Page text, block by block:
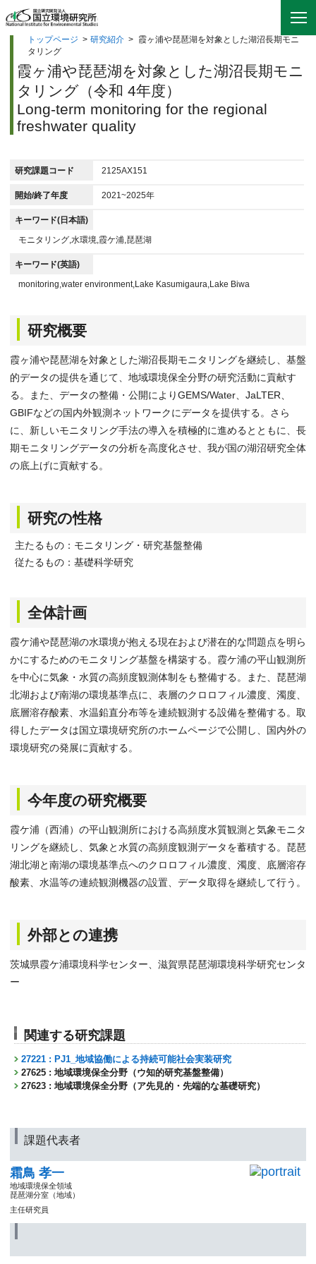
トップページ > 研究紹介 > 霞ヶ浦や琵琶湖を対象とした湖沼長期モニ
タリング
霞ヶ浦や琵琶湖を対象とした湖沼長期モニ
タリング（令和 4年度）
Long-term monitoring for the regional
freshwater quality
研究課題コード 2125AX151
開始/終了年度 2021~2025年
キーワード(日本語)
モニタリング,水環境,霞ケ浦,琵琶湖
キーワード(英語)
monitoring,water environment,Lake Kasumigaura,Lake Biwa
研究概要
霞ヶ浦や琵琶湖を対象とした湖沼長期モニタリングを継続し、基盤
的データの提供を通じて、地域環境保全分野の研究活動に貢献す
る。また、データの整備・公開によりGEMS/Water、JaLTER、
GBIFなどの国内外観測ネットワークにデータを提供する。さら
に、新しいモニタリング手法の導入を積極的に進めるとともに、長
期モニタリングデータの分析を高度化させ、我が国の湖沼研究全体
の底上げに貢献する。
研究の性格
主たるもの：モニタリング・研究基盤整備
従たるもの：基礎科学研究
全体計画
霞ケ浦や琵琶湖の水環境が抱える現在および潜在的な問題点を明ら
かにするためのモニタリング基盤を構築する。霞ケ浦の平山観測所
を中心に気象・水質の高頻度観測体制をも整備する。また、琵琶湖
北湖および南湖の環境基準点に、表層のクロロフィル濃度、濁度、
底層溶存酸素、水温鉛直分布等を連続観測する設備を整備する。取
得したデータは国立環境研究所のホームページで公開し、国内外の
環境研究の発展に貢献する。
今年度の研究概要
霞ケ浦（西浦）の平山観測所における高頻度水質観測と気象モニタ
リングを継続し、気象と水質の高頻度観測データを蓄積する。琵琶
湖北湖と南湖の環境基準点へのクロロフィル濃度、濁度、底層溶存
酸素、水温等の連続観測機器の設置、データ取得を継続して行う。
外部との連携
茨城県霞ケ浦環境科学センター、滋賀県琵琶湖環境科学研究センタ
ー
関連する研究課題
27221 : PJ1_地域協働による持続可能社会実装研究
27625 : 地域環境保全分野（ウ知的研究基盤整備）
27623 : 地域環境保全分野（ア先見的・先端的な基礎研究）
課題代表者
霜鳥 孝一
地域環境保全領域
琵琶湖分室（地域）
主任研究員